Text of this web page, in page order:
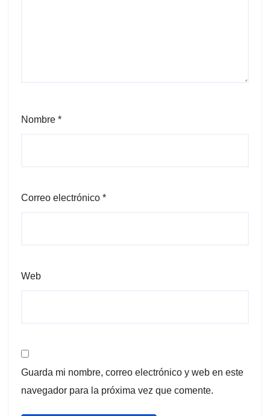
Nombre *
Correo electrónico *
Web
Guarda mi nombre, correo electrónico y web en este
navegador para la próxima vez que comente.